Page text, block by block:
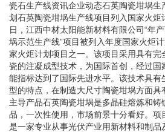
瓷石生产线资讯企业动态石英陶瓷坩埚
划石英陶瓷坩埚生产线项目列入国家火炬
日，江西中材太阳能新材料有限公司“年
埚示范生产线”项目被列入年度国家火炬
家火炬计划项目之一。该项目采用具有完
瓷的注凝成型技术，为国际首创，经过国
能指标达到了国际先进水平。该技术具
型的特点，在制造大尺寸陶瓷坩埚方面具
主导产品石英陶瓷坩埚是多晶硅熔炼和
品，一次性使用，市场前景十分看好。项
是一家专业从事光伏产业用新材料和制品